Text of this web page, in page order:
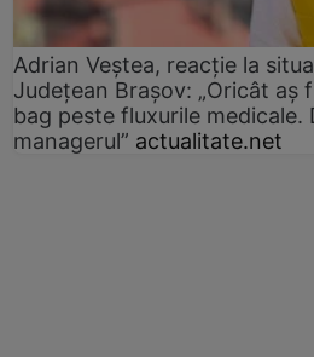
Adrian Veștea, reacție la
Județean Brașov: „Oricât aș
bag peste fluxurile medicale.
managerul” actualitate.net